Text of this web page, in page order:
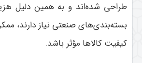
طراحی شده‌اند و به همین دلیل
بسته‌بندی‌های صنعتی نیاز دارند،
کیفیت کالاها مؤثر باشد.